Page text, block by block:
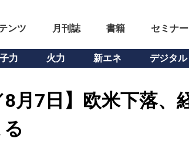
ンツ 月刊誌 書籍 セミナ
力 火力 新エネ デジタル
8月7日】欧米下落、